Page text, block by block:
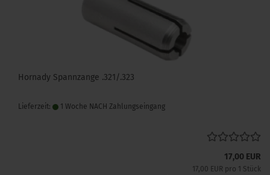
Hornady Spannzange .321/.323
Lieferzeit: 1 Woche NACH Zahlungseingang
17,00 EUR
17,00 EUR pro 1 Stück